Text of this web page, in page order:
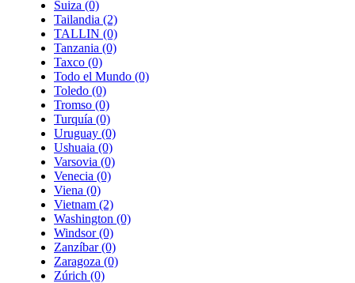
Suiza (0)
Tailandia (2)
TALLIN (0)
Tanzania (0)
Taxco (0)
Todo el Mundo (0)
Toledo (0)
Tromso (0)
Turquía (0)
Uruguay (0)
Ushuaia (0)
Varsovia (0)
Venecia (0)
Viena (0)
Vietnam (2)
Washington (0)
Windsor(0)
Zanzíbar(0)
Zaragoza (0)
Zúrich (0)